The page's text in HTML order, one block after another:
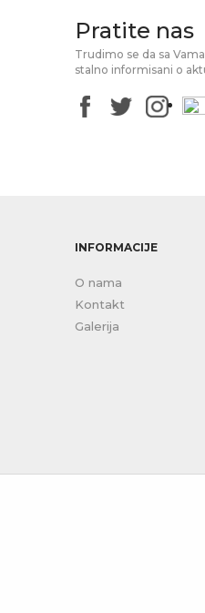
Pratite nas
Trudimo se da sa
stalno informisani o
INFORMACIJE
O nama
Kontakt
Galerija